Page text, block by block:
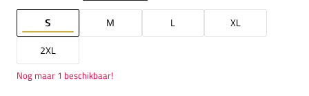
S M L
XL
2XL
Nog maar 1 beschikbaar!